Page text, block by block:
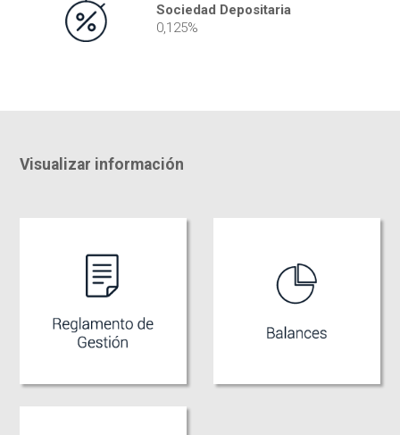
Sociedad Depositaria
0,125%
Visualizar información